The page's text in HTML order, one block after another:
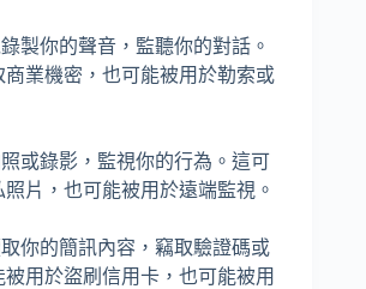
製你的聲音，監聽你的對話。
業機密，也可能被用於勒索或
或錄影，監視你的行為。這可
片，也可能被用於遠端監視。
你的簡訊內容，竊取驗證碼或
用於盜刷信用卡，也可能被用